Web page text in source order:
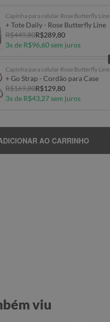
Capinha para celular Rose Butterfly Line
+ Tote Daily - Rose Butterfly Line
R$449,80R$289,80
3x de R$96,60 sem juros
Capinha para celular Rose Butterfly Line
+ Go Strap - Cordão para Case
R$169,80R$129,80
3x de R$43,27 sem juros
AO CARRINHO
viu